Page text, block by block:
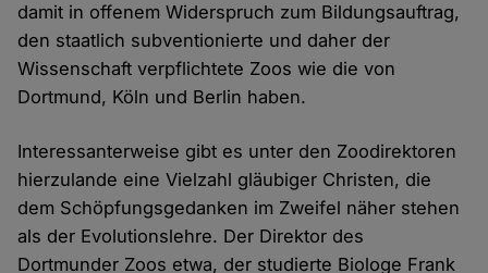
damit in offenem Widerspruch zum Bildungsauftrag,
den staatlich subventionierte und daher der
Wissenschaft verpflichtete Zoos wie die von
Dortmund, Köln und Berlin haben.
Interessanterweise gibt es unter den Zoodirektoren
hierzulande eine Vielzahl gläubiger Christen, die
dem Schöpfungsgedanken im Zweifel näher stehen
als der Evolutionslehre. Der Direktor des
Dortmunder Zoos etwa, der studierte Biologe Frank